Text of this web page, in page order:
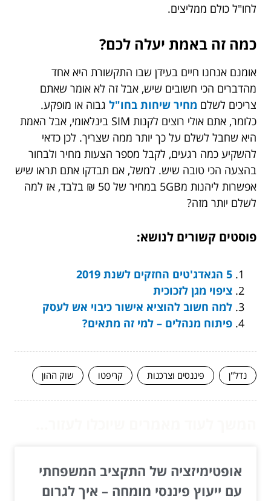
לחו"ל כולם ממליצים.
כמה זה באמת יעלה לכם?
אומנם אנחנו חיים בעידן שבו התקשורת היא אחד
מהדברים הכי חשובים שיש, אבל זה לא אומר שאתם
צריכים לשלם מחיר שיחות בחו"ל גבוה או מופקע.
כלומר, אתם אולי רוצים לקנות SIM בינלאומי, אבל האמת
היא שחבל לשלם על כך יותר ממה שצריך. לכן כדאי
להשקיע כמה רגעים, לקבל מספר הצעות מחיר ולבחור
בהצעה הכי טובה שיש. למשל, אם תבדקו אתם תראו שיש
אפשרות ליהנות מ5GB במחיר של 50 ₪ בלבד, אז למה
לשלם יותר מזה?
פוסטים קשורים לנושא:
5 הגאדג'טים החזקים לשנת 2019
ציפוי מגן לזכוכית
למה חשוב להוציא אישור כיבוי אש לעסק
פיתוח מנהלים – למי זה מתאים?
נדל"ן פיננסים וצרכנות קריפטו שוק ההון
אופטימיזציה של התקציב המשפחתי
עם ייעוץ פיננסי מומחה – איך לגרום